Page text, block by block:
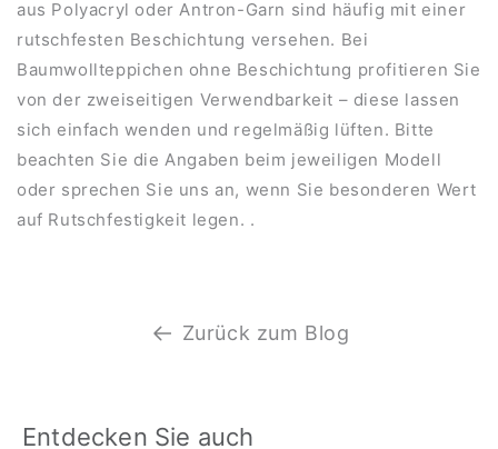
aus Polyacryl oder Antron-Garn sind häufig mit einer
rutschfesten Beschichtung versehen. Bei
Baumwollteppichen ohne Beschichtung profitieren Sie
von der zweiseitigen Verwendbarkeit – diese lassen
sich einfach wenden und regelmäßig lüften. Bitte
beachten Sie die Angaben beim jeweiligen Modell
oder sprechen Sie uns an, wenn Sie besonderen Wert
auf Rutschfestigkeit legen. .
Zurück zum Blog
Entdecken Sie auch